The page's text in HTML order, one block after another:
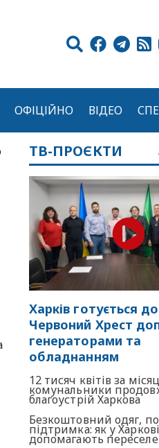
ОФІЦІЙНО ВІДЕО
ТВ-ПРОЄКТИ
Харків готується
Червоний Хрест
генераторами та
обладнанням
12 тисяч квітів за
комунальники
благоустрій Харкова
Безкоштовний одяг,
підтримка: як у Харкові
допомагають